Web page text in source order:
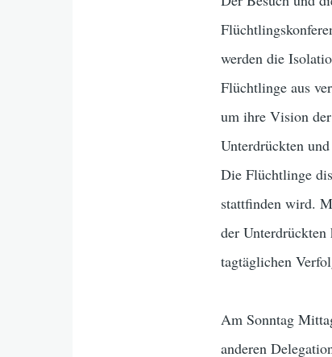
werden die
Flüchtlinge aus
um ihre Vision
Unterdrückten
Die Flüchtlinge
stattfinden wird.
der
tagtäglichen
Am Sonntag
anderen